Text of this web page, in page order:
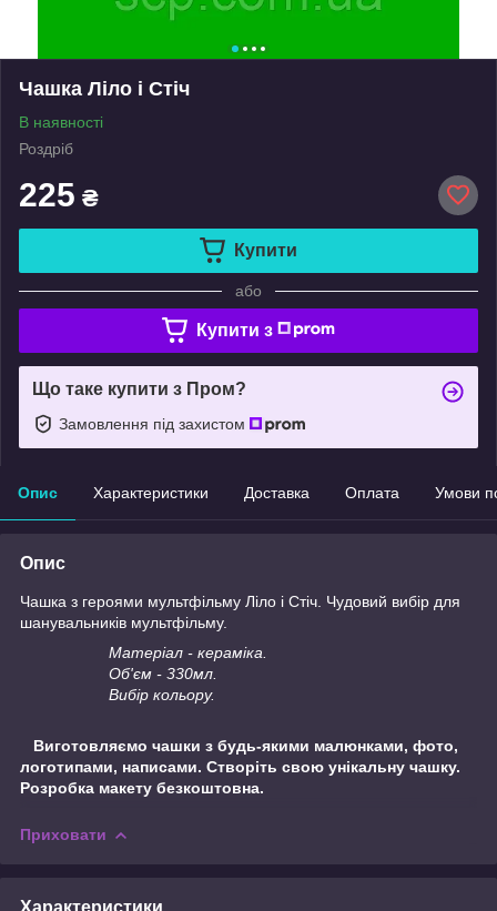
Чашка Ліло і Стіч
В наявності
Роздріб
225 ₴
Купити
або
Купити з
Що таке купити з Пром?
Замовлення під захистом
Опис Характеристики Доставка Оплата Умови
Опис
Чашка з героями мультфільму Ліло і Стіч. Чудовий вибір для
шанувальників мультфільму.
Матеріал - кераміка.
Об'єм - 330мл.
Вибір кольору.
Виготовляємо чашки з будь-якими малюнками, фото,
логотипами, написами. Створіть свою унікальну чашку.
Розробка макету безкоштовна.
Приховати
Характеристики